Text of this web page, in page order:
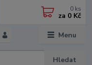
Menu
Hledat
0 ks
za 0 Kč